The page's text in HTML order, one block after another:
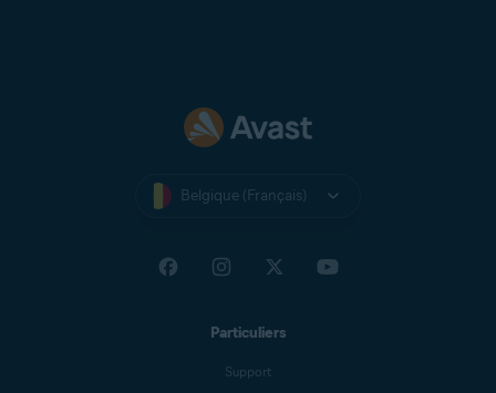
Belgique (Français)
Particuliers
Support